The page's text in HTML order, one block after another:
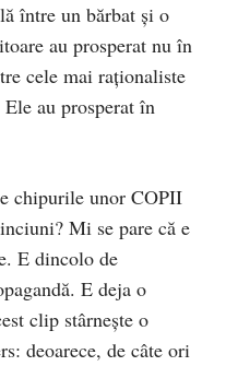
între un bărbat și o
au prosperat nu în
cele mai raționaliste
au prosperat în
chipurile unor COPII
Mi se pare că e
E dincolo de
E deja o
clip stârnește o
deoarece, de câte ori